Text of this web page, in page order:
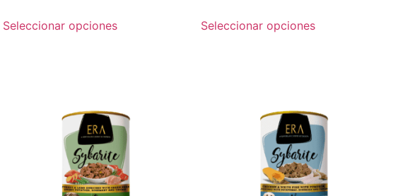
Seleccionar opciones Seleccionar opciones